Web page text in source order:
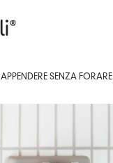
APPENDERE SENZA FORARE